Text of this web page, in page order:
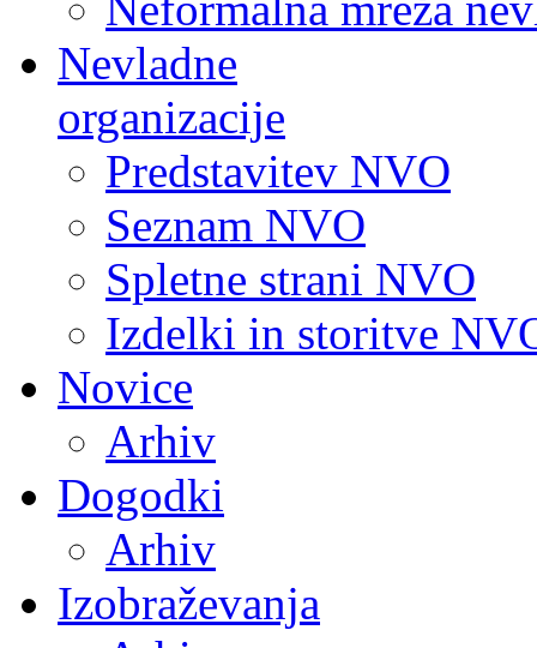
Nevladne
organizacije
Predstavitev NVO
Seznam NVO
Spletne strani NVO
Izdelki in storitve
Novice
Arhiv
Dogodki
Arhiv
Izobraževanja